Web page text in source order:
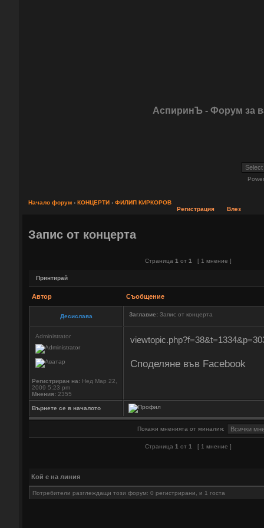
АспиринЪ - Форум за
Начало форум ‹ КОНЦЕРТИ ‹ ФИЛИП КИРКОРОВ
Регистрация
Влез
Запис от концерта
Страница 1 от 1 [ 1 мнение ]
Принтирай
Автор Съобщение
Десислава Заглавие: Запис от концерта
Administrator
Регистриран на: Нед Мар 22,
2009 5:23 pm
Мнения: 2355
Споделяне във Facebook
Върнете се в началото
Покажи мненията от миналия:
Страница 1 от 1 [ 1 мнение ]
Кой е на линия
Потребители разглеждащи този форум: 0 регистрирани, и 1 госта